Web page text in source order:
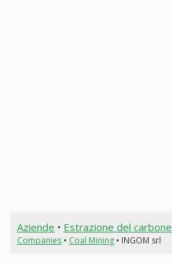
Aziende • Estrazione del carbone
Companies• Coal Mining• INGOM srl